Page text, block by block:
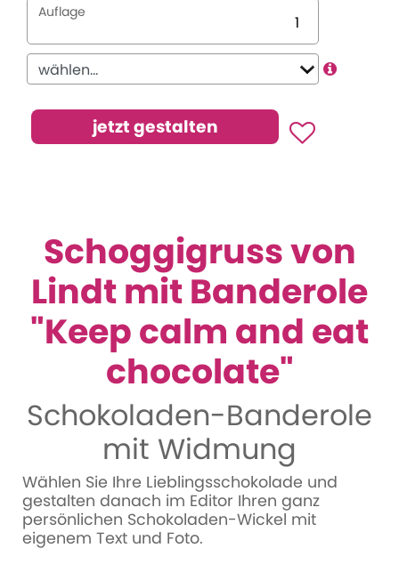
Auflage
Schoggigruss von
Lindt mit Banderole
"Keep calm and eat
chocolate"
Schokoladen-Banderole
mit Widmung
Wählen Sie Ihre Lieblingsschokolade und
gestalten danach im Editor Ihren ganz
persönlichen Schokoladen-Wickel mit
eigenem Text und Foto.